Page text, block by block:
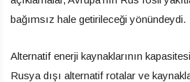
bağımsız hale getirileceği yönündeydi.
Alternatif enerji kaynaklarının
Rusya dışı alternatif rotalar ve